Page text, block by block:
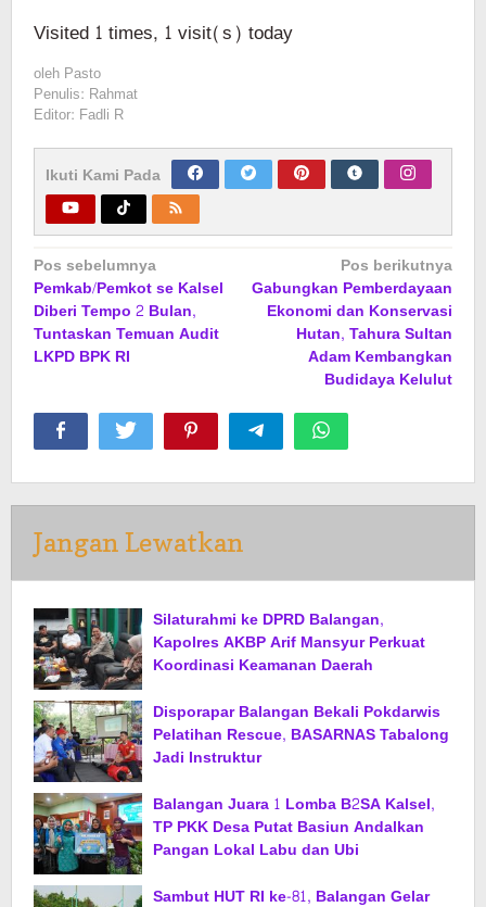
Visited 1 times, 1 visit(s) today
oleh Pasto
Penulis: Rahmat
Editor: Fadli R
Ikuti Kami Pada
Navigasi
pos
Pos sebelumnya
Pemkab/Pemkot se Kalsel
Diberi Tempo 2 Bulan,
Tuntaskan Temuan Audit
LKPD BPK RI
Pos berikutnya
Gabungkan Pemberdayaan
Ekonomi dan Konservasi
Hutan, Tahura Sultan
Adam Kembangkan
Budidaya Kelulut
Jangan Lewatkan
Silaturahmi ke DPRD Balangan,
Kapolres AKBP Arif Mansyur Perkuat
Koordinasi Keamanan Daerah
Disporapar Balangan Bekali Pokdarwis
Pelatihan Rescue, BASARNAS Tabalong
Jadi Instruktur
Balangan Juara 1 Lomba B2SA Kalsel,
TP PKK Desa Putat Basiun Andalkan
Pangan Lokal Labu dan Ubi
Sambut HUT RI ke-81, Balangan Gelar